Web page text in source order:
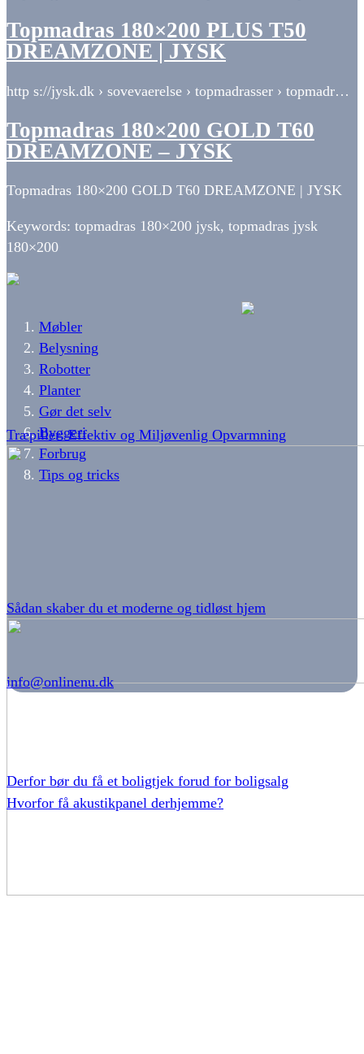
Topmadras 180×200 PLUS T50
DREAMZONE | JYSK
http s://jysk.dk › sovevaerelse › topmadrasser › topmadr…
Topmadras 180×200 GOLD T60
DREAMZONE – JYSK
Topmadras 180×200 GOLD T60 DREAMZONE | JYSK
Keywords: topmadras 180×200 jysk, topmadras jysk
180×200
Møbler
Belysning
Robotter
Planter
Gør det selv
Byggeri
Forbrug
Tips og tricks
Træpiller: Effektiv og Miljøvenlig Opvarmning
Sådan skaber du et moderne og tidløst hjem
Derfor bør du få et boligtjek forud for boligsalg
Hvorfor få akustikpanel derhjemme?
info@onlinenu.dk